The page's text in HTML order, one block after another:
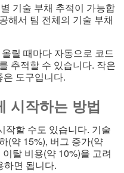
기술 부채 추적이 가능합
해서 팀 전체의 기술 부채
릴 때마다 자동으로 코드
추적할 수 있습니다. 작은
도구입니다.
시작하는 방법
작할 수도 있습니다. 기술
(약 15%), 버그 증가(약
탈 비용(약 10%)을 고려
하면 됩니다.